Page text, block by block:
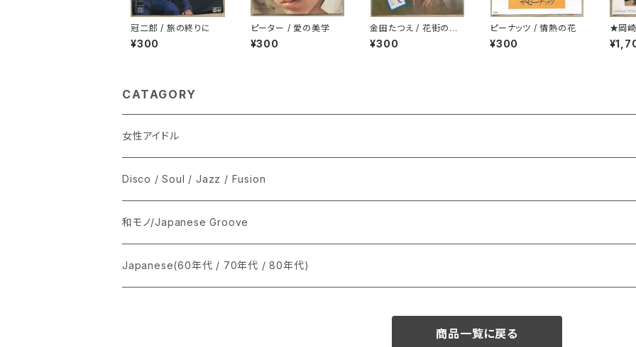
冠二郎 / 旅の終りに
¥300
ピーター / 愛の美学
¥300
金田たつえ / 花街の母
洋服ジャケ
¥300
ピーナッツ / 情熱の花
¥300
★岡崎
ー・リ
CATAGORY
女性アイドル
シングル盤
あ行
か行
LP
CD
Disco / Soul / Jazz / Fusion
シングル盤
A
12インチ・シングル
和モノ/Japanese Groove
シングル盤
Japanese(60年代 / 70年代 / 80年代)
商品一覧に戻る